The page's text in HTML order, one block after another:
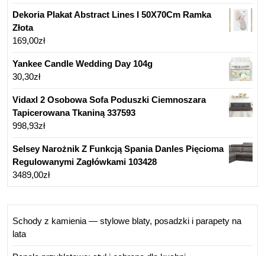
Dekoria Plakat Abstract Lines I 50X70Cm Ramka
Złota
169,00zł
Yankee Candle Wedding Day 104g
30,30zł
Vidaxl 2 Osobowa Sofa Poduszki Ciemnoszara
Tapicerowana Tkaniną 337593
998,93zł
Selsey Narożnik Z Funkcją Spania Danles Pięcioma
Regulowanymi Zagłówkami 103428
3489,00zł
Schody z kamienia — stylowe blaty, posadzki i parapety na
lata